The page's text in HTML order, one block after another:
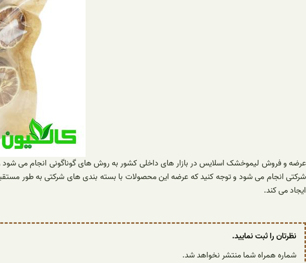
عرضه و فروش لیموخشک اسلایس در بازار های داخلی کشور به روش های گوناگونی انجام می شود
شرکتی انجام می شود و توجه کنید که عرضه این محصولات با بسته بندی های شرکتی به طور
ایجاد می کند.
نظرتان را ثبت نمایید.
شماره همراه شما منتشر نخواهد شد.